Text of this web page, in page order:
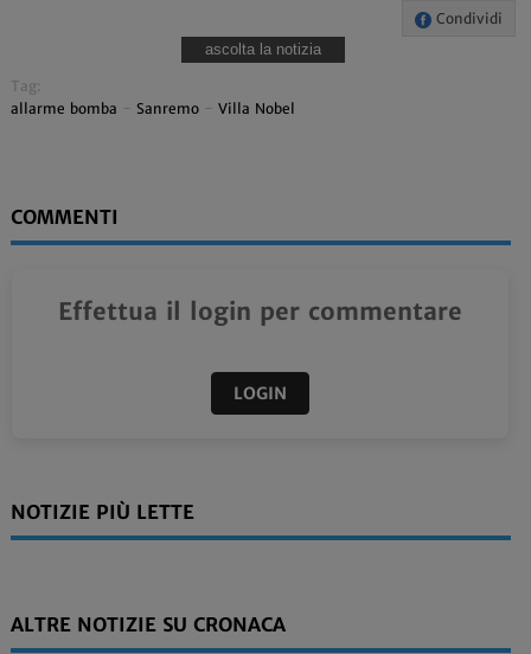
Condividi
ascolta la notizia
Tag:
allarme bomba - Sanremo- Villa Nobel
COMMENTI
Effettua il login per commentare
LOGIN
NOTIZIE PIÙ LETTE
ALTRE NOTIZIE SU CRONACA